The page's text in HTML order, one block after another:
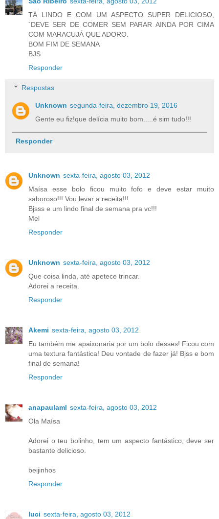
TÁ LINDO E COM UM ASPECTO SUPER DELICIOSO,
´DEVE SER DE COMER SEM PARAR AINDA POR CIMA
COM MARACUJÁ QUE ADORO.
BOM FIM DE SEMANA
BJS
Responder
Respostas
Unknown segunda-feira, dezembro 19, 2016
Gente eu fiz!que delícia muito bom.....é sim tudo!!!
Responder
Unknown sexta-feira, agosto 03, 2012
Maísa esse bolo ficou muito fofo e deve estar muito
saboroso!!! Vou levar a receita!!!
Bjsss e um lindo final de semana pra vc!!!
Mel
Responder
Unknown sexta-feira, agosto 03, 2012
Que coisa linda, até apetece trincar.
Adorei a receita.
Responder
Akemi sexta-feira, agosto 03, 2012
Eu também me apaixonaria por um bolo desses! Ficou com
uma textura fantástica! Deu vontade de fazer já! Bjss e bom
final de semana!
Responder
anapaulaml sexta-feira, agosto 03, 2012
Ola Maísa
Adorei o teu bolinho, tem um aspecto fantástico, deve ser
bastante delicioso.
beijinhos
Responder
luci sexta-feira, agosto 03, 2012